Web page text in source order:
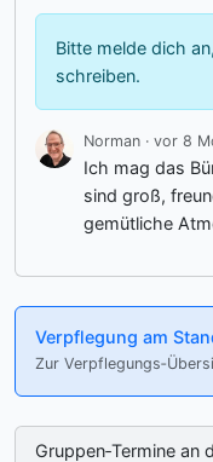
Bitte melde dich
schreiben.
Norman · vor 8
Ich mag das
sind groß,
gemütliche
Verpflegung am
Zur
Gruppen‑Termine an